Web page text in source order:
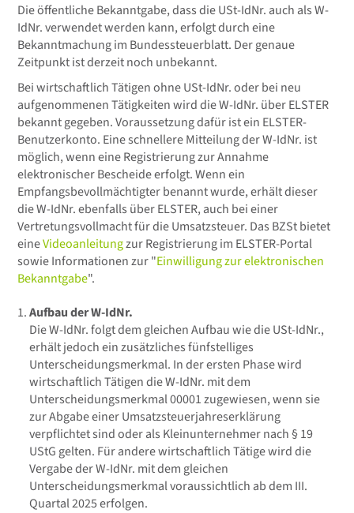
Die öffentliche Bekanntgabe, dass die USt-IdNr. auch als W-
IdNr. verwendet werden kann, erfolgt durch eine
Bekanntmachung im Bundessteuerblatt. Der genaue
Zeitpunkt ist derzeit noch unbekannt.
Bei wirtschaftlich Tätigen ohne USt-IdNr. oder bei neu
aufgenommenen Tätigkeiten wird die W-IdNr. über ELSTER
bekannt gegeben. Voraussetzung dafür ist ein ELSTER-
Benutzerkonto. Eine schnellere Mitteilung der W-IdNr. ist
möglich, wenn eine Registrierung zur Annahme
elektronischer Bescheide erfolgt. Wenn ein
Empfangsbevollmächtigter benannt wurde, erhält dieser
die W-IdNr. ebenfalls über ELSTER, auch bei einer
Vertretungsvollmacht für die Umsatzsteuer. Das BZSt bietet
eineVideoanleitungzur Registrierung im ELSTER-Portal
sowie Informationen zur "Einwilligung zur elektronischen
Bekanntgabe".
Aufbau der W-IdNr.
Die W-IdNr. folgt dem gleichen Aufbau wie die USt-IdNr.,
erhält jedoch ein zusätzliches fünfstelliges
Unterscheidungsmerkmal. In der ersten Phase wird
wirtschaftlich Tätigen die W-IdNr. mit dem
Unterscheidungsmerkmal 00001 zugewiesen, wenn sie
zur Abgabe einer Umsatzsteuerjahreserklärung
verpflichtet sind oder als Kleinunternehmer nach § 19
UStG gelten. Für andere wirtschaftlich Tätige wird die
Vergabe der W-IdNr. mit dem gleichen
Unterscheidungsmerkmal voraussichtlich ab dem III.
Quartal 2025 erfolgen.